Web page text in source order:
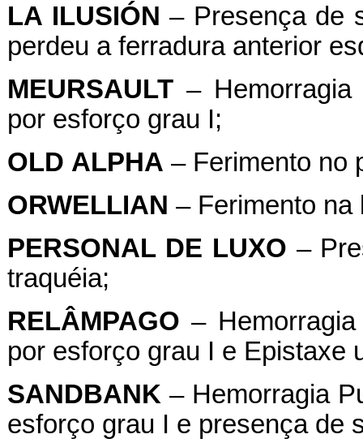
LA ILUSIÓN – Presença de
perdeu a ferradura anterior
MEURSAULT– Hemorragia
por esforço grau I;
OLD ALPHA – Ferimento no
ORWELLIAN – Ferimento na
PERSONAL DE LUXO –
traquéia;
RELÂMPAGO –
por esforço grau I e Epistaxe
SANDBANK – Hemorragia
esforço grau I e presença de